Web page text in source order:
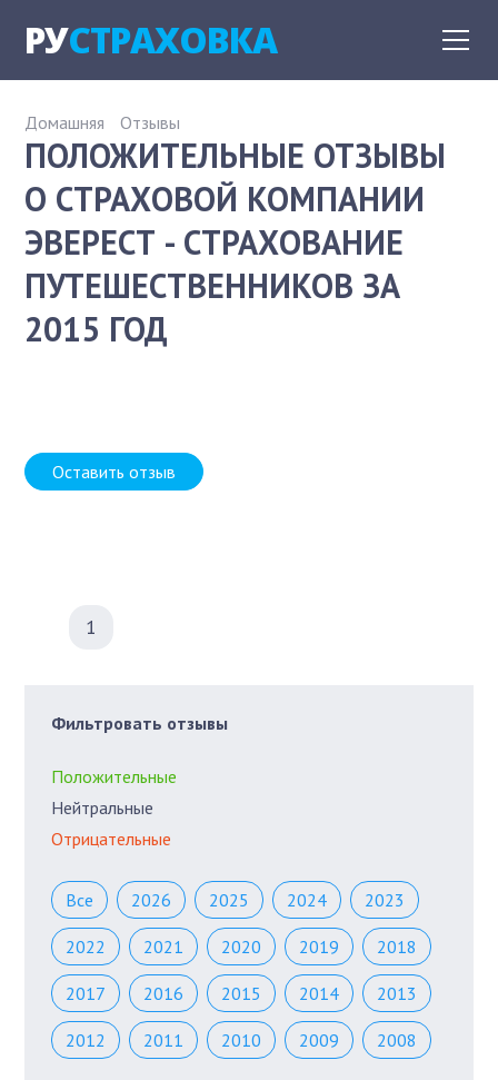
РУСТРАХОВКА
Домашняя Отзывы
ПОЛОЖИТЕЛЬНЫЕ ОТЗЫВЫ
О СТРАХОВОЙ КОМПАНИИ
ЭВЕРЕСТ - СТРАХОВАНИЕ
ПУТЕШЕСТВЕННИКОВ ЗА
2015 ГОД
Оставить отзыв
1
Фильтровать отзывы
Положительные
Нейтральные
Отрицательные
Все 2026 2025 2024 2023
2022 2021 2020 2019 2018
2017 2016 2015 2014 2013
2012 2011 2010 2009 2008